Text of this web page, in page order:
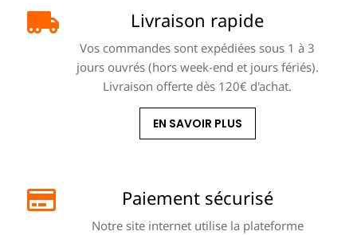
Livraison rapide
Vos commandes sont expédiées sous 1 à 3
jours ouvrés (hors week-end et jours fériés).
Livraison offerte dès 120€ d'achat.
EN SAVOIR PLUS
Paiement sécurisé
Notre site internet utilise la plateforme